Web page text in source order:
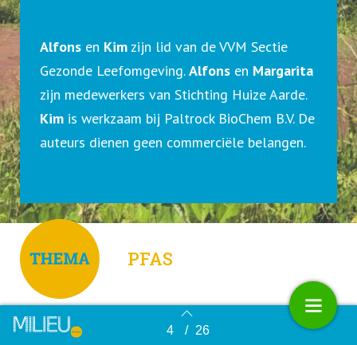
Terug naar overzicht 4 / 26
Alfons en Kim zijn lid van de VVM Sectie
Gezonde Leefomgeving.Alfons en Margarita
zijn medewerkers van Stichting Huize Aarde.
Kim is werkzaam bij Paltrock BioChem B.V. De
auteurs dienen geen commerciële belangen.
PFAS
Er zijn goede redenen voor een